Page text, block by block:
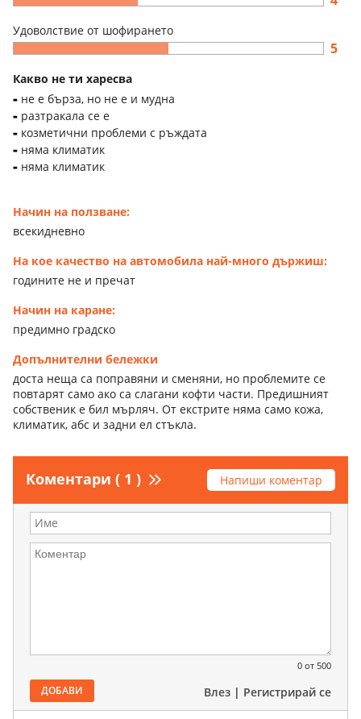
Удоволствие от шофирането
5
Какво не ти харесва
не е бърза, но не е и мудна
разтракала се е
козметични проблеми с ръждата
няма климатик
няма климатик
Начин на ползване:
всекидневно
На кое качество на автомобила най-много държиш:
годините не и пречат
Начин на каране:
предимно градско
Допълнителни бележки
доста неща са поправяни и сменяни, но проблемите се
повтарят само ако са слагани кофти части. Предишният
собственик е бил мърляч. От екстрите няма само кожа,
климатик, абс и задни ел стъкла.
Коментари ( 1 ) Напиши коментар
0 от 500
ДОБАВИ Влез | Регистрирай се